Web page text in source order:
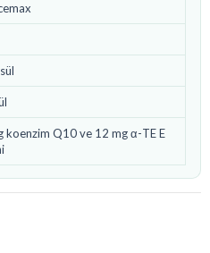
koenzim Q10 ve 12 mg α-TE E